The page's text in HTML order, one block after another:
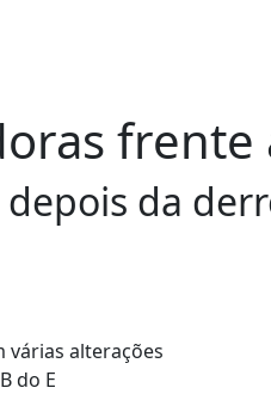
frente
da
várias alterações
do E